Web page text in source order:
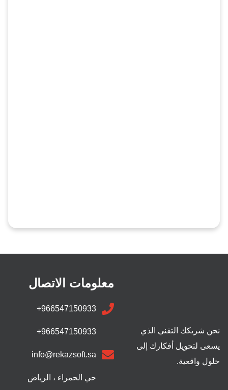
نحن شريكك التقني الذي
يسعى لتحويل أفكارك إلى
حلول واقعية.
معلومات الاتصال
+966547150933
+966547150933
info@rekazsoft.sa
حي الحمراء ، الرياض